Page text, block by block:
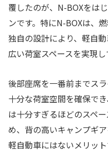
覆したのが、N-BOXをは
ンです。特にN-BOXは、
独自の設計により、軽自
広い荷室スペースを実現し
後部座席を一番前までス
十分な荷室空間を確保で
は十分すぎるほどのスペ
め、背の高いキャンプギ
軽自動車にはないメリット